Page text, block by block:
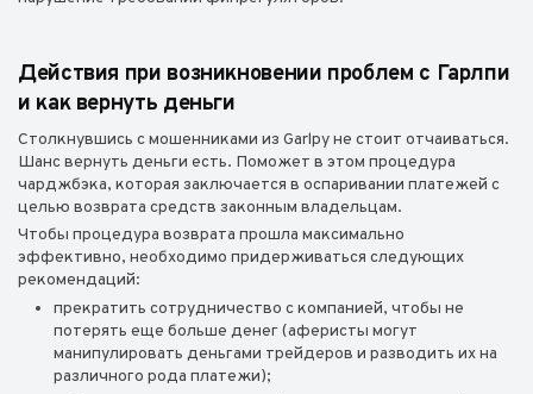
Действия при возникновении проблем с Гарлпи
и как вернуть деньги
Столкнувшись с мошенниками из Garlpy не стоит отчаиваться.
Шанс вернуть деньги есть. Поможет в этом процедура
чарджбэка, которая заключается в оспаривании платежей с
целью возврата средств законным владельцам.
Чтобы процедура возврата прошла максимально
эффективно, необходимо придерживаться следующих
рекомендаций:
прекратить сотрудничество с компанией, чтобы не
потерять еще больше денег (аферисты могут
манипулировать деньгами трейдеров и разводить их на
различного рода платежи);